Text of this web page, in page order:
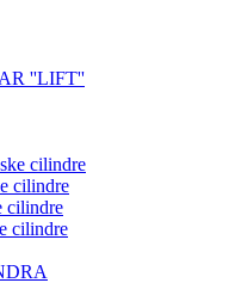
''LIFT''
cilindre
cilindre
cilindre
cilindre